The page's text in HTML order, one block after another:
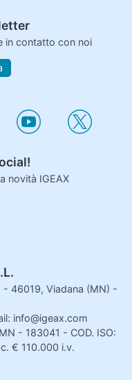
in contatto con noi
novità IGEAX
- 46019, Viadana (MN) -
info@igeax.com
- 183041 - COD. ISO:
€ 110.000 i.v.